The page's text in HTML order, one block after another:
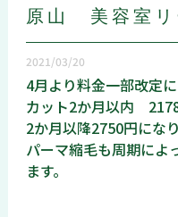
原山 美容室リ
2021/03/20
4月より料金一部改定に
カット2か月以内
2か月以降2750円になり
パーマ縮毛も周期によ
ます。